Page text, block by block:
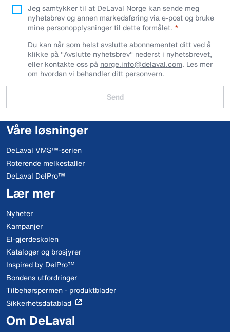
Jeg samtykker til at DeLaval Norge kan sende meg
nyhetsbrev og annen markedsføring via e-post og bruke
mine personopplysninger til dette formålet.
Du kan når som helst avslutte abonnementet ditt ved å
klikke på "Avslutte nyhetsbrev" nederst i nyhetsbrevet,
eller kontakte oss på norge.info@delaval.com. Les mer
om hvordan vi behandlerditt personvern.
Send
Våre løsninger
DeLaval VMS™-serien
Roterende melkestaller
DeLaval DelPro™
Lær mer
Nyheter
Kampanjer
El-gjerdeskolen
Kataloger og brosjyrer
Inspired by DelPro™
Bondens utfordringer
Tilbehørspermen - produktblader
Sikkerhetsdatablad
Om DeLaval